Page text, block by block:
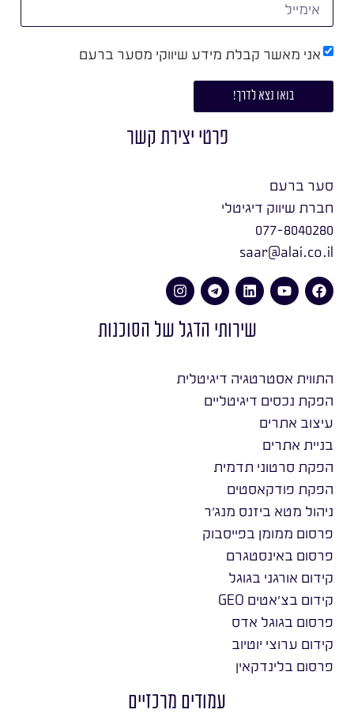
אני מאשר קבלת מידע שיווקי מסער ברעם
בואו נצא לדרך!
פרטי יצירת קשר
סער ברעם
חברת שיווק דיגיטלי
077-8040280
saar@alai.co.il
שירותי הדגל של הסוכנות
התווית אסטרטגיה דיגיטלית
הפקת נכסים דיגיטליים
עיצוב אתרים
בניית אתרים
הפקת סרטוני תדמית
הפקת פודקאסטים
ניהול מטא ביזנס מנג׳ר
פרסום ממומן בפייסבוק
פרסום באינסטגרם
קידום אורגני בגוגל
קידום בצ׳אטים GEO
פרסום בגוגל אדס
קידום ערוצי יוטיוב
פרסום בלינדקאין
עמודים מרכזיים